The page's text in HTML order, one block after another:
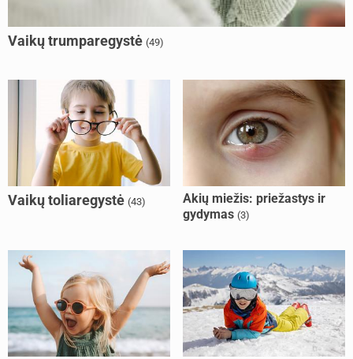
Vaikų trumparegystė (49)
Vaikų toliaregystė (43)
Akių miežis: priežastys ir
gydymas (3)